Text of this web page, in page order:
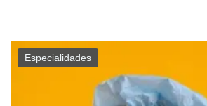
Especialidades